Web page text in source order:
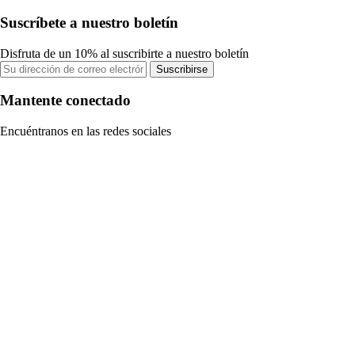
Suscríbete a nuestro boletín
Disfruta de un 10% al suscribirte a nuestro boletín
Suscribirse
Mantente conectado
Encuéntranos en las redes sociales